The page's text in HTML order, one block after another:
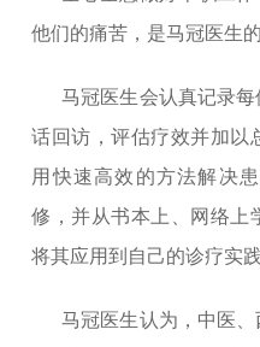
他们的痛苦，是马冠医生的
马冠医生会认真记录
话回访，评估疗效并加以
用快速高效的方法解决
修，并从书本上、网络上
将其应用到自己的诊疗实践
马冠医生认为，中医